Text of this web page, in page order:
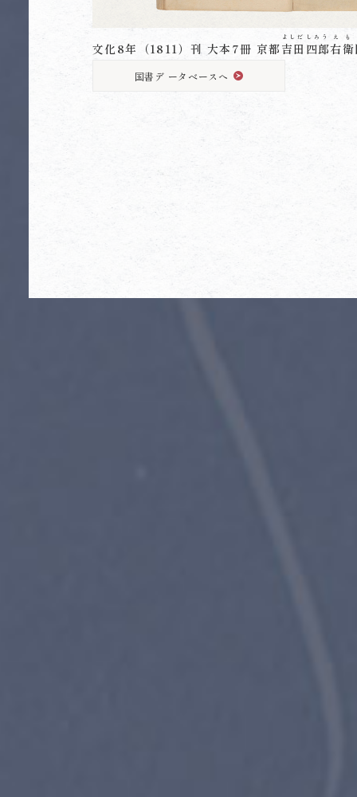
文化8年（1811）刊 大本7冊 京都吉田
よしだ
四郎
しろう
右
え も
国書デ ータベースへ